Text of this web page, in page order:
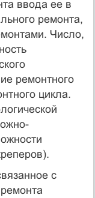
ввода ее в
ремонта,
Число,
ремонтного
цикла.
с